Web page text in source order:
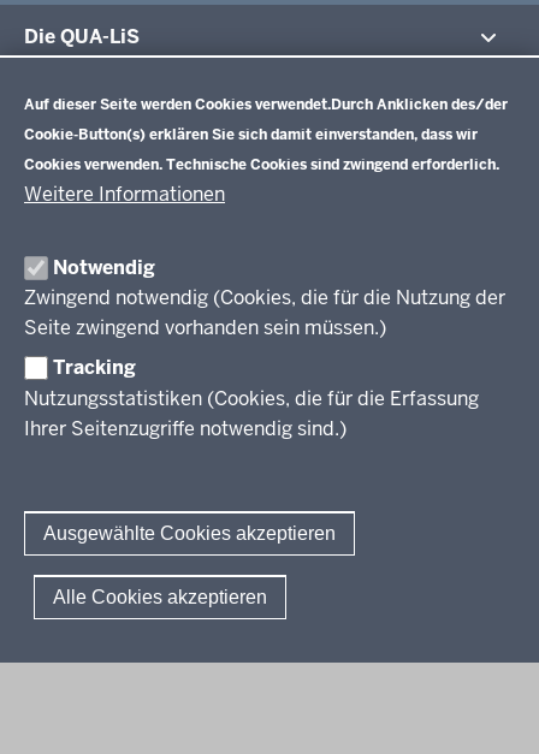
Auf dieser Seite werden Cookies verwendet.Durch Anklicken des/der
Cookie-Button(s) erklären Sie sich damit einverstanden, dass wir
Cookies verwenden. Technische Cookies sind zwingend erforderlich.
Weitere Informationen
Notwendig
Zwingend notwendig (Cookies, die für die Nutzung der
Seite zwingend vorhanden sein müssen.)
Tracking
Nutzungsstatistiken (Cookies, die für die Erfassung
Ihrer Seitenzugriffe notwendig sind.)
Ausgewählte Cookies akzeptieren
Alle Cookies akzeptieren
Die QUA-LiS
Veröffentlichungen
Leitbild
Stellenangebote
Über uns
Schulentwicklung NRW
Schulentwicklung
Unterricht
Professionalisierung
Standardsicherung NRW
Berufsbildung NRW
Erwachsenenbildung
Wir über uns
Berichtswesen Weiterbildung
ElternMitWirkung NRW
KI:EB
Amtsblattabonnieren
© 2026 QUA-LiS
Fußzeile
Impressum Datenschutzerklärung